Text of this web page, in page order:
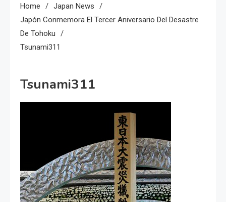
Home
Japan News
Japón Conmemora El Tercer Aniversario Del Desastre
De Tohoku
Tsunami311
Tsunami311